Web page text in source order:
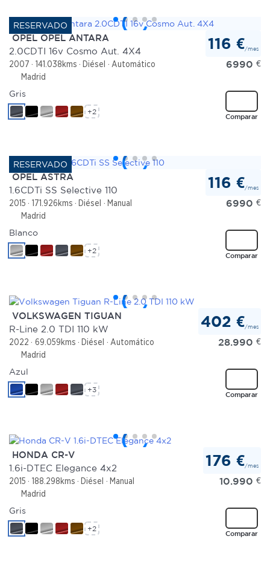
OPEL OPEL ANTARA
2.0CDTI 16v Cosmo Aut. 4X4
2007 141.038kms Diésel
Automático
Madrid
116 €/mes
6990 €
Comparar
Gris
+2
OPEL ASTRA
1.6CDTi SS Selective 110
2015 171.926kms Diésel
Manual
Madrid
116 €/mes
6990 €
Comparar
Blanco
+2
VOLKSWAGEN TIGUAN
R-Line 2.0 TDI 110 kW
2022 69.059kms Diésel
Automático
Madrid
402 €/mes
28.990 €
Comparar
Azul
+3
HONDA CR-V
1.6i-DTEC Elegance 4x2
2015 188.298kms Diésel
Manual
Madrid
176 €/mes
10.990 €
Comparar
Gris
+2